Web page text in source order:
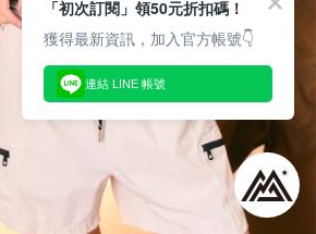
「初次訂閱」領50元折扣碼！
獲得最新資訊，加入官方帳號👇
連結 LINE 帳號